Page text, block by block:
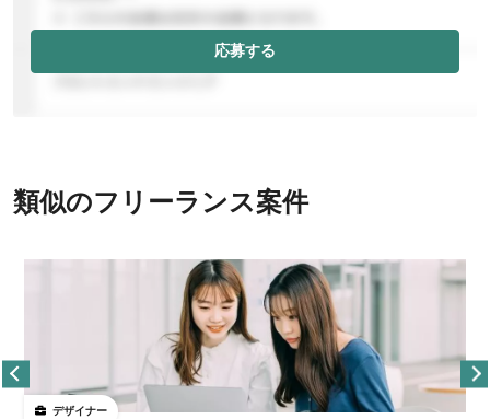
応募する
類似のフリーランス案件
デザイナー